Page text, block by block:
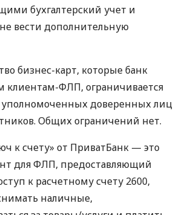
бухгалтерский учет и
вести дополнительную
бизнес-карт, которые банк
клиентам-ФЛП, ограничивается
доверенных лиц
Общих ограничений нет.
к счету» от ПриватБанк — это
для ФЛП, предоставляющий
к расчетному счету 2600,
наличные,